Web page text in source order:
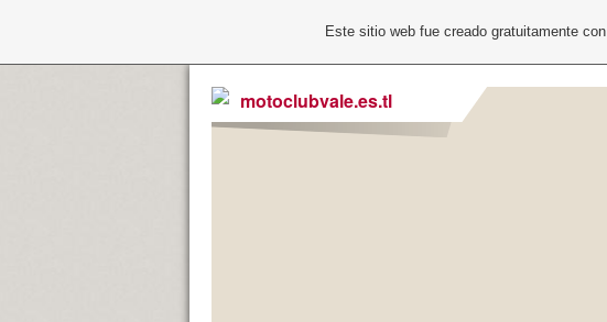
motoclubvale.es.tl
Este sitio web fue creado gratuitamente con